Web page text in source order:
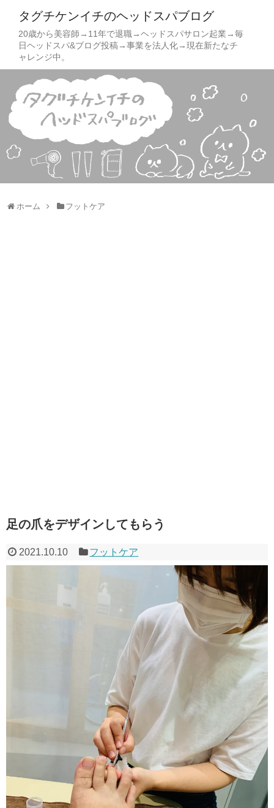
タグチケンイチのヘッドスパブログ
20歳から美容師→11年で退職→ヘッドスパサロン起業→毎
日ヘッドスパ&ブログ投稿→事業を法人化→現在新たなチ
ャレンジ中。
ホーム フットケア
足の爪をデザインしてもらう
2021.10.10 フットケア